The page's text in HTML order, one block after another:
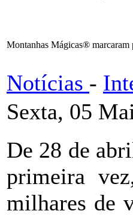
Montanhas Mágicas® marcaram
Notícias -
Sexta, 05
De 28 de
primeira
milhares de